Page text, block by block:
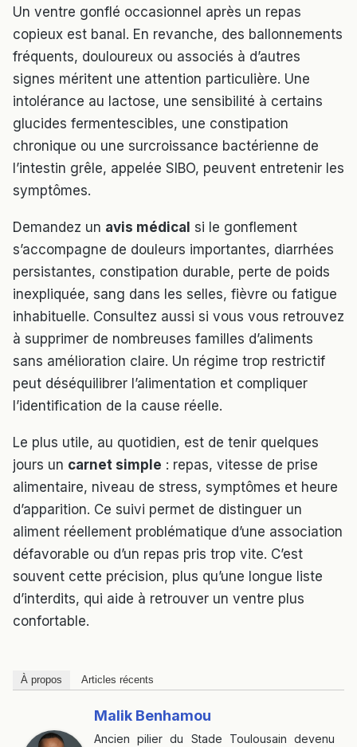
Un ventre gonflé occasionnel après un repas
copieux est banal. En revanche, des ballonnements
fréquents, douloureux ou associés à d’autres
signes méritent une attention particulière. Une
intolérance au lactose, une sensibilité à certains
glucides fermentescibles, une constipation
chronique ou une surcroissance bactérienne de
l’intestin grêle, appelée SIBO, peuvent entretenir les
symptômes.
Demandez un avis médical si le gonflement
s’accompagne de douleurs importantes, diarrhées
persistantes, constipation durable, perte de poids
inexpliquée, sang dans les selles, fièvre ou fatigue
inhabituelle. Consultez aussi si vous vous retrouvez
à supprimer de nombreuses familles d’aliments
sans amélioration claire. Un régime trop restrictif
peut déséquilibrer l’alimentation et compliquer
l’identification de la cause réelle.
Le plus utile, au quotidien, est de tenir quelques
jours un carnet simple : repas, vitesse de prise
alimentaire, niveau de stress, symptômes et heure
d’apparition. Ce suivi permet de distinguer un
aliment réellement problématique d’une association
défavorable ou d’un repas pris trop vite. C’est
souvent cette précision, plus qu’une longue liste
d’interdits, qui aide à retrouver un ventre plus
confortable.
À propos Articles récents
Malik Benhamou
Ancien pilier du Stade Toulousain devenu